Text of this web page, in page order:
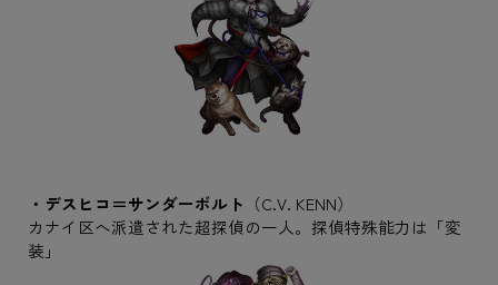
・デスヒコ＝サンダーボルト （C.V. KENN）
カナイ区へ派遣された超探偵の一人。探偵特殊能力は「変
装」